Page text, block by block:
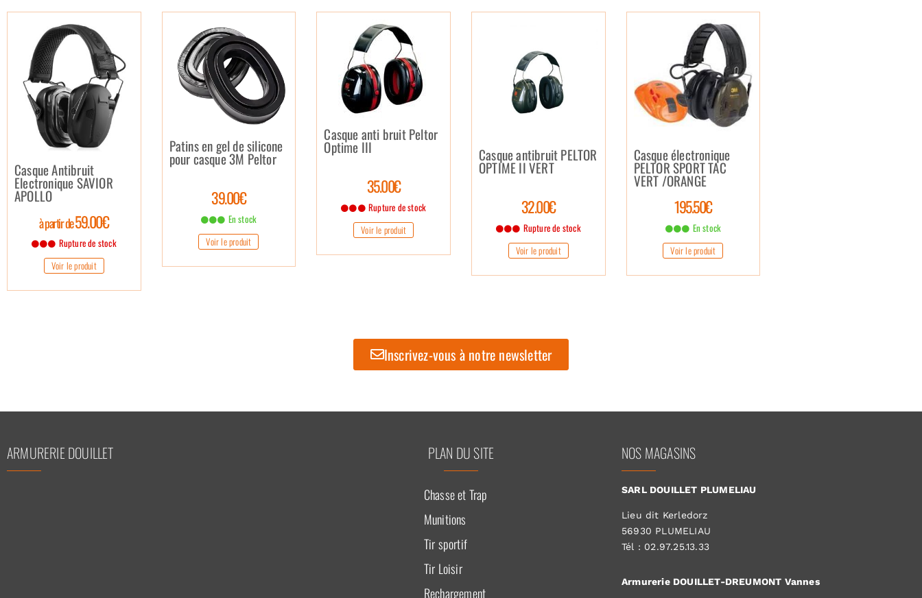
Casque Antibruit
Electronique SAVIOR
APOLLO
à partir de59.00€
Rupture de stock
Voir le produit
Patins en gel de silicone
pour casque 3M Peltor
39.00€
En stock
Voir le produit
Casque anti bruit Peltor
Optime III
35.00€
Rupture de stock
Voir le produit
Casque antibruit PELTOR
OPTIME II VERT
32.00€
Rupture de stock
Voir le produit
Casque électronique
PELTOR SPORT TAC
VERT /ORANGE
195.50€
En stock
Voir le produit
Inscrivez-vous à notre newsletter
ARMURERIE DOUILLET PLAN DU SITE
Chasse et Trap
Munitions
Tir sportif
Tir Loisir
Rechargement
NOS MAGASINS
SARL DOUILLET PLUMELIAU
Lieu dit Kerledorz
56930 PLUMELIAU
Tél : 02.97.25.13.33
Armurerie DOUILLET-DREUMONT Vannes